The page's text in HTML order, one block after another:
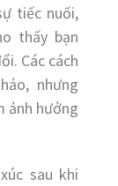
tiếc nuối,
thấy bạn
Các cách
nhưng
ảnh hưởng
sau khi